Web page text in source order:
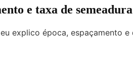
e taxa de semeadura
explico época, espaçamento